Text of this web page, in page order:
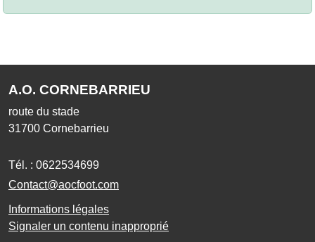
A.O. CORNEBARRIEU
route du stade
31700 Cornebarrieu
Tél. : 0622534699
Contact@aocfoot.com
Informations légales
Signaler un contenu inapproprié